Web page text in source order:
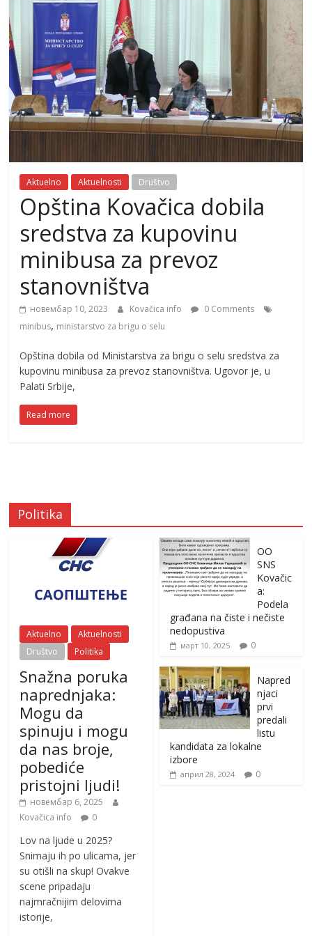
Aktuelno Aktuelnosti Društvo
Opština Kovačica dobila
sredstva za kupovinu
minibusa za prevoz
stanovništva
новембар 10, 2023 Kovačica info
0 Comments
minibus, ministarstvo za brigu o selu
Opština dobila od Ministarstva za brigu o selu sredstva za
kupovinu minibusa za prevoz stanovništva. Ugovor je, u
Palati Srbije,
Read more
Politika
Aktuelno
Aktuelnosti
Društvo
Politika
Snažna poruka
naprednjaka:
Mogu da
spinuju i mogu
da nas broje,
pobediće
pristojni ljudi!
новембар 6, 2025
Kovačica info
0
Lov na ljude u 2025?
Snimaju ih po ulicama, jer
su otišli na skup! Ovakve
scene pripadaju
najmračnijim delovima
istorije,
OO
SNS
Kovačic
a:
Podela
građana na čiste i nečiste
nedopustiva
март 10, 2025 0
Napred
njaci
prvi
predali
listu
kandidata za lokalne
izbore
април 28, 2024 0